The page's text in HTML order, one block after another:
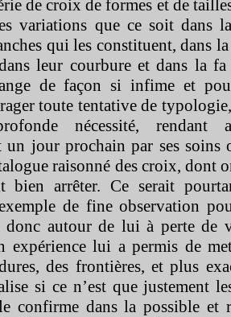
de croix de formes et de
variations que ce soit dans
qui les constituent, dans
leur courbure et dans la
de façon si infime et
toute tentative de
nécessité, rendant
un jour prochain par ses soins
raisonné des croix, dont
arrêter. Ce serait
de fine observation
donc autour de lui à perte de
expérience lui a permis de
des frontières, et plus
si ce n’est que justement
confirme dans la possible et